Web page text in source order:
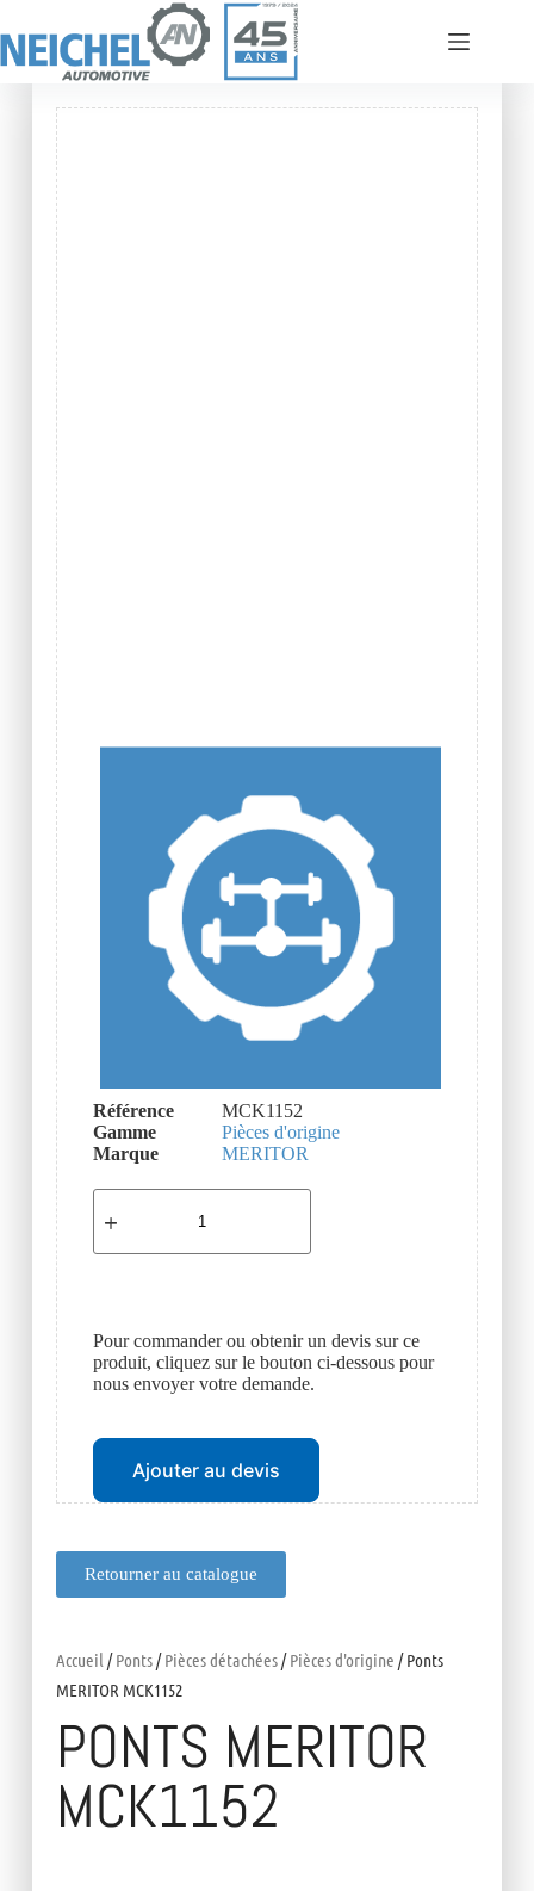
Retourner au catalogue
Accueil /Ponts/Pièces détachées/Pièces d'origine / Ponts
MERITOR MCK1152
PONTS MERITOR
MCK1152
Référence
MCK1152
Gamme
Pièces d'origine
Marque
MERITOR
Pour commander ou obtenir un devis sur ce
produit, cliquez sur le bouton ci-dessous pour
nous envoyer votre demande.
Ajouter au devis